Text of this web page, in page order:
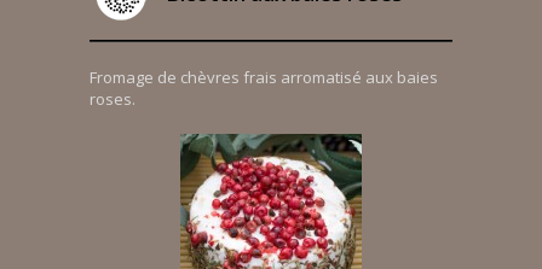
Fromage de chèvres frais arromatisé aux baies
roses.